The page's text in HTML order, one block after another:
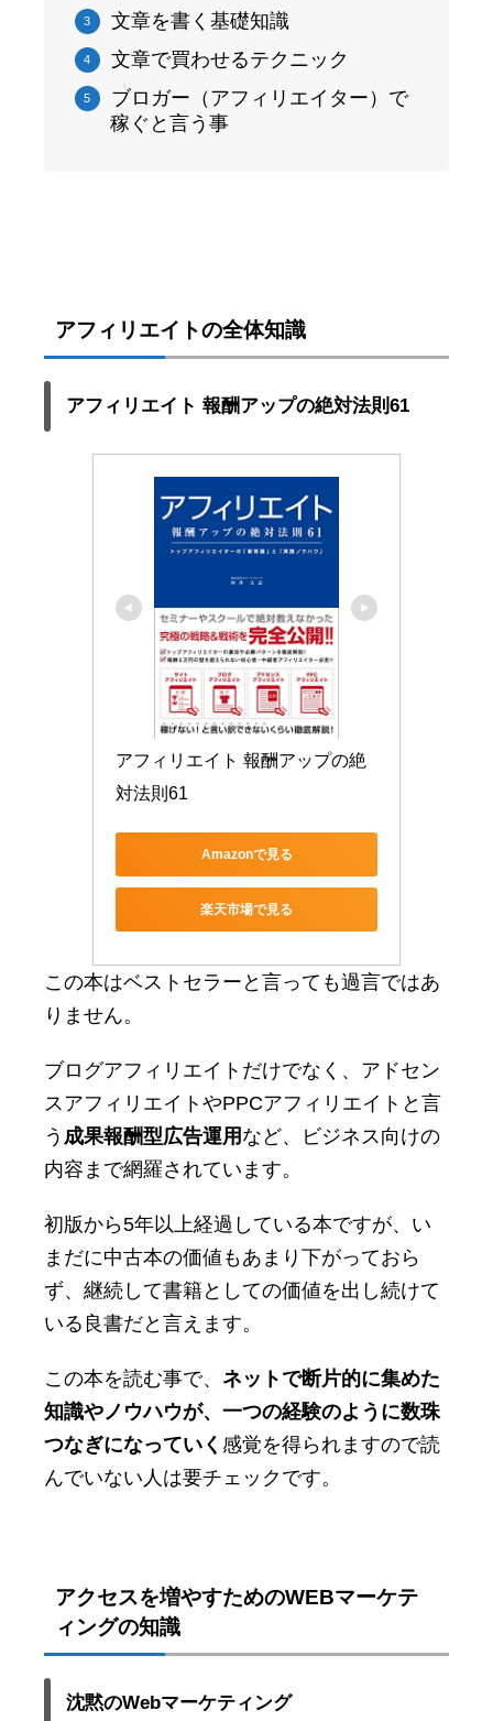
文章を書く基礎知識
文章で買わせるテクニック
ブロガー（アフィリエイター）で
稼ぐと言う事
アフィリエイトの全体知識
アフィリエイト 報酬アップの絶対法則61
アフィリエイト 報酬アップの絶
対法則61
Amazonで見る
楽天市場で見る
この本はベストセラーと言っても過言ではあ
りません。
ブログアフィリエイトだけでなく、アドセン
スアフィリエイトやPPCアフィリエイトと言
う 成果報酬型広告運用 など、ビジネス向けの
内容まで網羅されています。
初版から5年以上経過している本ですが、い
まだに中古本の価値もあまり下がっておら
ず、継続して書籍としての価値を出し続けて
いる良書だと言えます。
この本を読む事で、 ネットで断片的に集めた
知識やノウハウが、一つの経験のように数珠
つなぎになっていく 感覚を得られますので読
んでいない人は要チェックです。
アクセスを増やすためのWEBマーケテ
ィングの知識
沈黙のWebマーケティング